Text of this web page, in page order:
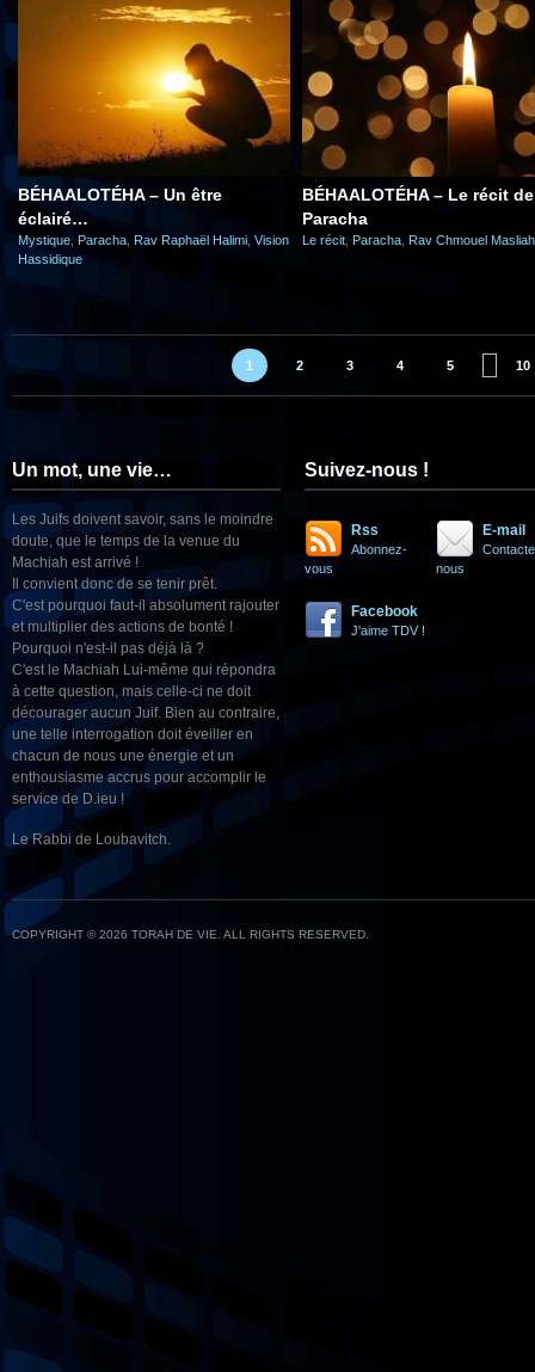
BÉHAALOTÉHA – Un être
éclairé…
Mystique Paracha Rav Raphaël Halimi Vision
Hassidique
BÉHAALOTÉHA – Le récit
Paracha
Le récit Paracha Rav Chmouel Masliah
1 2 3 4 5 10
Un mot, une vie…
Les Juifs doivent savoir, sans le moindre
doute, que le temps de la venue du
Machiah est arrivé !
Il convient donc de se tenir prêt.
C'est pourquoi faut-il absolument rajouter
et multiplier des actions de bonté !
Pourquoi n'est-il pas déjà là ?
C'est le Machiah Lui-même qui répondra
à cette question, mais celle-ci ne doit
décourager aucun Juif. Bien au contraire,
une telle interrogation doit éveiller en
chacun de nous une énergie et un
enthousiasme accrus pour accomplir le
service de D.ieu !
Le Rabbi de Loubavitch.
Suivez-nous !
Rss
Abonnez-
vous
E-mail
nous
Facebook
J'aime TDV !
COPYRIGHT © 2026 TORAH DE VIE. ALL RIGHTS RESERVED.